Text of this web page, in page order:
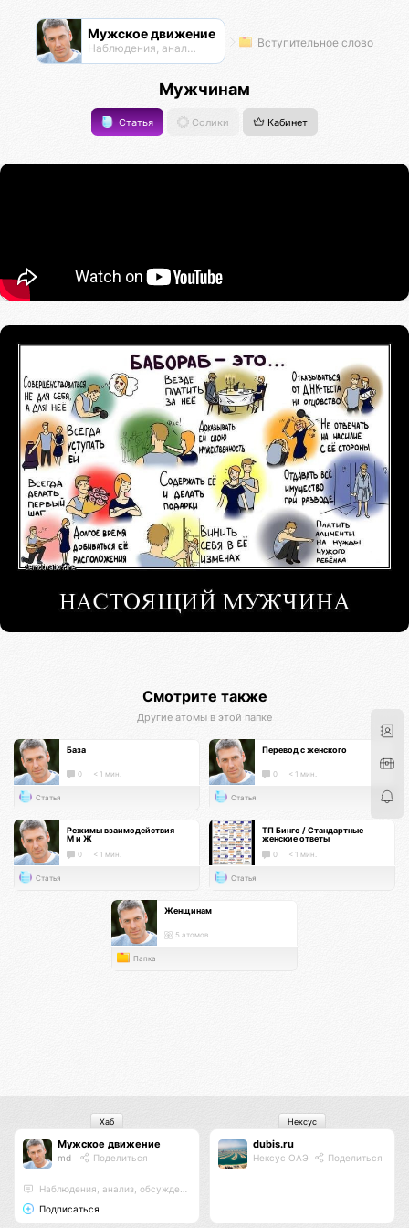
Мужское движение
Наблюдения, анализ, обсуждения Вступительное слово
Мужчинам
Статья Солики Кабинет
Смотрите также
Другие атомы в этой папке
База
0 < 1 мин.
Статья
Перевод с женского
0 < 1 мин.
Статья
Режимы взаимодействия
М и Ж
0 < 1 мин.
Статья
ТП Бинго / Стандартные
женские ответы
0 < 1 мин.
Статья
Женщинам
5 атомов
Папка
Мужское движение
md Поделиться
Наблюдения, анализ, обсуждения
Подписаться
Хаб
dubis.ru
Нексус ОАЭ Поделиться
Нексус